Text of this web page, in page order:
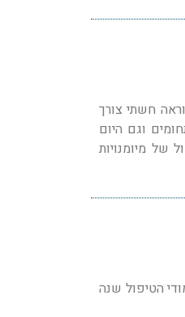
חשתי צורך
וגם היום
של מיומנויות
הטיפול שנה